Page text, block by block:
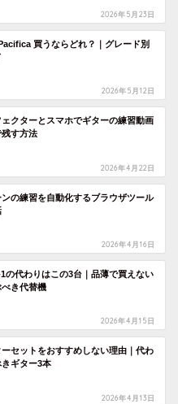
2026年5月23日
買うならどれ？｜グレード別
2026年5月12日
クターとスマホでギターの練習動画
す方法
2026年4月22日
ンの練習を自動化するブラウザツール
2026年4月16日
の代わりはこの3台｜品薄で買えない
き代替機
2026年4月15日
セットをおすすめしない理由｜代わ
きギター3本
2026年4月13日